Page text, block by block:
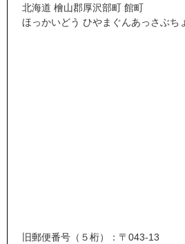
北海道 檜山郡厚沢部町 館町
ほっかいどう ひやまぐんあっさぶち
旧郵便番号（５桁）：〒043-13